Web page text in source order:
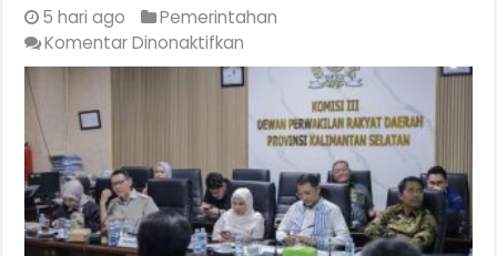
5 hari ago
Pemerintahan
Komentar Dinonaktifkan
Komisi
III
DPRD
Kalsel
Cermati
Usulan
Perubahan
APBD